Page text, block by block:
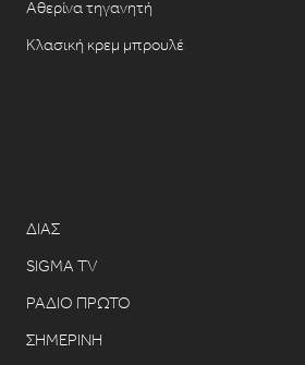
Αθερίνα τηγανητή
Κλασική κρεμ μπρουλέ
ΔΙΑΣ
SIGMA TV
ΡΑΔΙΟ ΠΡΩΤΟ
ΣΗΜΕΡΙΝΗ